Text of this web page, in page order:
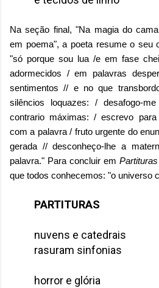
Na seção final, "Na magia do
em poema", a poeta resume o seu
"só porque sou lua /e em fase
adormecidos / em palavras
sentimentos // e no que
silêncios loquazes: / desafogo-
contrario máximas: / escrevo
com a palavra / fruto urgente do
gerada // desconheço-lhe a
palavra." Para concluir em Partituras
que todos conhecemos: "o universo
PARTITURAS
nuvens e catedrais
rasuram sinfonias
horror e glória